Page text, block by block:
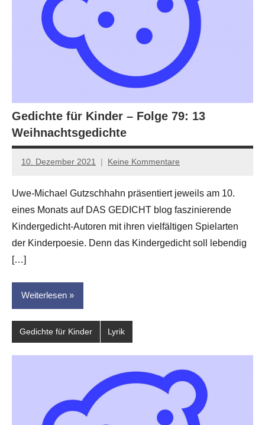
Gedichte für Kinder – Folge 79: 13
Weihnachtsgedichte
10. Dezember 2021
Anton
Leitner
Keine Kommentare
Uwe-Michael Gutzschhahn präsentiert jeweils am 10.
eines Monats auf DAS GEDICHT blog faszinierende
Kindergedicht-Autoren mit ihren vielfältigen Spielarten
der Kinderpoesie. Denn das Kindergedicht soll lebendig
[…]
Weiterlesen
Gedichte für Kinder Lyrik